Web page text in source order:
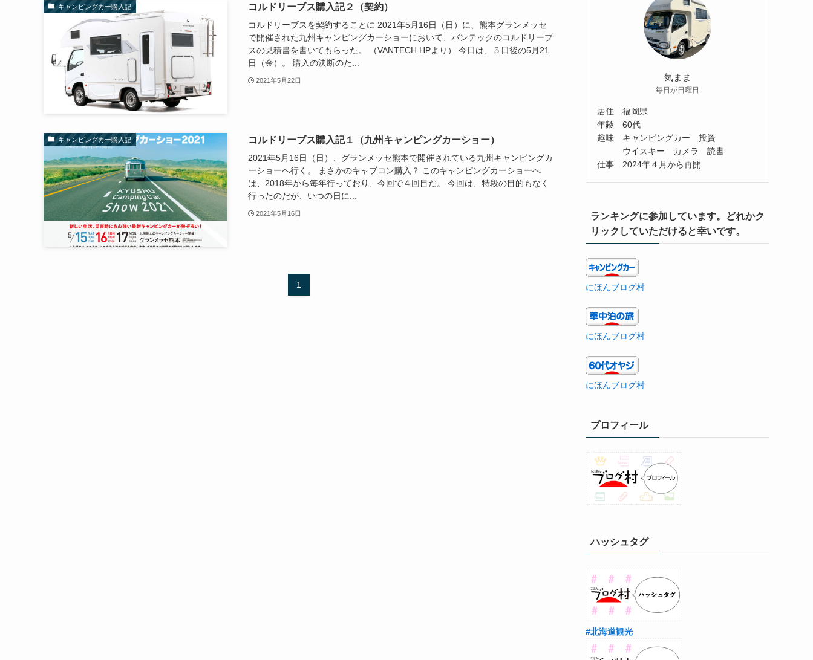
キャンピングカー購入記 コルドリーブス購入記２（契約）
コルドリーブスを契約することに 2021年5月16日（日）に、熊本グランメッセ
で開催された九州キャンピングカーショーにおいて、バンテックのコルドリーブ
スの見積書を書いてもらった。 （VANTECH HPより） 今日は、５日後の5月21
日（金）。 購入の決断のた...
2021年5月22日
キャンピングカー購入記 コルドリーブス購入記１（九州キャンピングカーショー）
2021年5月16日（日）、グランメッセ熊本で開催されている九州キャンピングカ
ーショーへ行く。 まさかのキャブコン購入？ このキャンピングカーショーへ
は、2018年から毎年行っており、今回で４回目だ。 今回は、特段の目的もなく
行ったのだが、いつの日に...
2021年5月16日
1
気まま
毎日が日曜日
居住 福岡県
年齢 60代
趣味 キャンピングカー 投資
ウイスキー カメラ 読書
仕事 2024年４月から再開
ランキングに参加しています。どれかク
リックしていただけると幸いです。
にほんブログ村
にほんブログ村
にほんブログ村
プロフィール
ハッシュタグ
#北海道観光